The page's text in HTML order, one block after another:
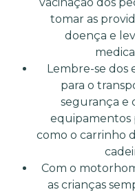
tomar as
doença e
Lembre-se dos
para o
segurança e
equipamentos
como o carrinho
Com o
as crianças